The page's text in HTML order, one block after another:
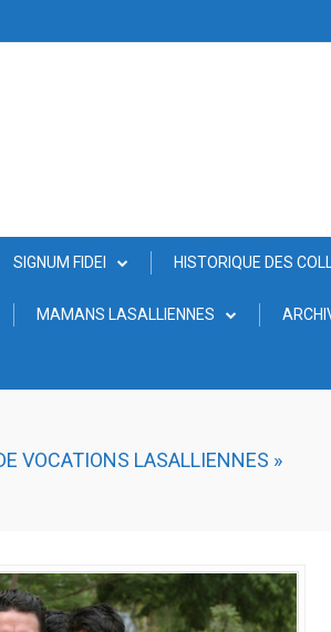
SIGNUM FIDEI HISTORIQUE DES
MAMANS LASALLIENNES
VOCATIONS LASALLIENNES »